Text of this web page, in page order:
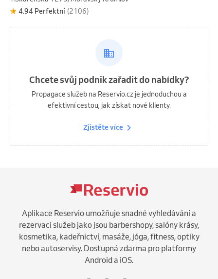
4.94 Perfektní (2106)
Chcete svůj podnik zařadit do nabídky?
Propagace služeb na Reservio.cz je jednoduchou a
efektivní cestou, jak získat nové klienty.
Zjistěte více
Aplikace Reservio umožňuje snadné vyhledávání a
rezervaci služeb jako jsou barbershopy, salóny krásy,
kosmetika, kadeřnictví, masáže, jóga, fitness, optiky
nebo autoservisy. Dostupná zdarma pro platformy
Android a iOS.